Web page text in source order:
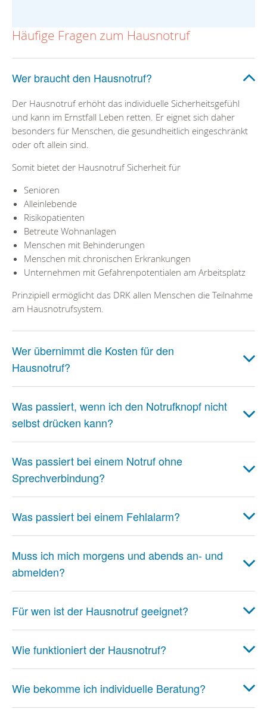
Häufige Fragen zum Hausnotruf
Wer braucht den Hausnotruf?
Der Hausnotruf erhöht das individuelle Sicherheitsgefühl
und kann im Ernstfall Leben retten. Er eignet sich daher
besonders für Menschen, die gesundheitlich eingeschränkt
oder oft allein sind.
Somit bietet der Hausnotruf Sicherheit für
Senioren
Alleinlebende
Risikopatienten
Betreute Wohnanlagen
Menschen mit Behinderungen
Menschen mit chronischen Erkrankungen
Unternehmen mit Gefahrenpotentialen am Arbeitsplatz
Prinzipiell ermöglicht das DRK allen Menschen die Teilnahme
am Hausnotrufsystem.
Wer übernimmt die Kosten für den
Hausnotruf?
Was passiert, wenn ich den Notrufknopf nicht
selbst drücken kann?
Was passiert bei einem Notruf ohne
Sprechverbindung?
Was passiert bei einem Fehlalarm?
Muss ich mich morgens und abends an- und
abmelden?
Für wen ist der Hausnotruf geeignet?
Wie funktioniert der Hausnotruf?
Wie bekomme ich individuelle Beratung?